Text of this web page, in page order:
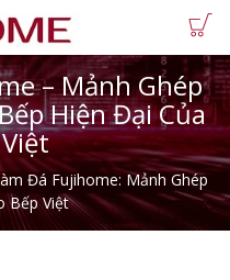
– Mảnh Ghép
Hiện Đại Của
Đá Fujihome: Mảnh Ghép
Bếp Việt